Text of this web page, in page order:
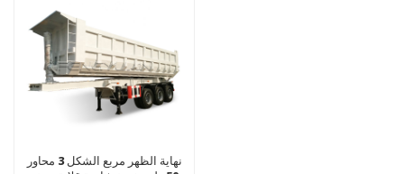
نهاية الظهر مربع الشكل 3 محاور